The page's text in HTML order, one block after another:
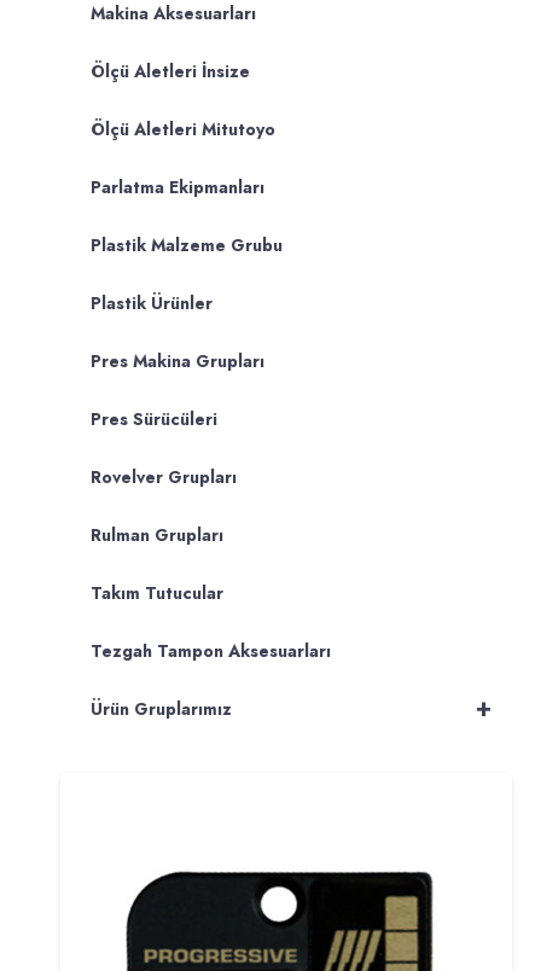
Makina Aksesuarları
Ölçü Aletleri İnsize
Ölçü Aletleri Mitutoyo
Parlatma Ekipmanları
Plastik Malzeme Grubu
Plastik Ürünler
Pres Makina Grupları
Pres Sürücüleri
Rovelver Grupları
Rulman Grupları
Takım Tutucular
Tezgah Tampon Aksesuarları
+
Ürün Gruplarımız